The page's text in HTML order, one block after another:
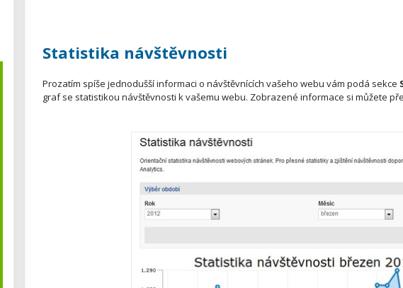
Statistika návštěvnosti
Prozatím spíše jednodušší informaci o návštěvnících vašeho webu vám podá sekce
graf se statistikou návštěvnosti k vašemu webu. Zobrazené informace si můžete